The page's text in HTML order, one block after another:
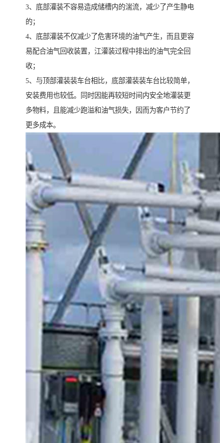
3、底部灌装不容易造成储槽内的湍流，减少了产生静电
的；
4、底部灌装不仅减少了危害环境的油气产生，而且更容
易配合油气回收装置，江灌装过程中排出的油气完全回
收；
5、与顶部灌装装车台相比，底部灌装装车台比较简单，
安装费用也较低。同时因能再较短时间内安全地灌装更
多物料，且能减少跑溢和油气损失，因而为客户节约了
更多成本。